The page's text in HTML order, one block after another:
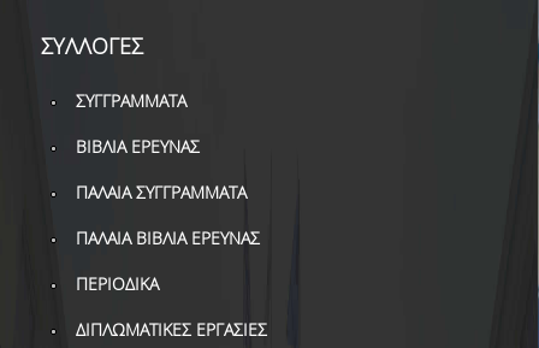
ΣΥΛΛΟΓΕΣ
ΣΥΓΓΡΑΜΜΑΤΑ
ΒΙΒΛΙΑ ΕΡΕΥΝΑΣ
ΠΑΛΑΙΑ ΣΥΓΓΡΑΜΜΑΤΑ
ΠΑΛΑΙΑ ΒΙΒΛΙΑ ΕΡΕΥΝΑΣ
ΠΕΡΙΟΔΙΚΑ
ΔΙΠΛΩΜΑΤΙΚΕΣ ΕΡΓΑΣΙΕΣ